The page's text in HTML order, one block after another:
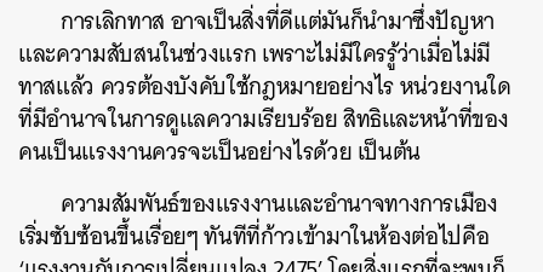
การเลิกทาส อาจเป็นสิ่งที่ดีแต่มันก็นำมาซึ่งปัญหา
และความสับสนในช่วงแรก เพราะไม่มีใครรู้ว่าเมื่อไม่มี
ทาสแล้ว ควรต้องบังคับใช้กฎหมายอย่างไร หน่วยงานใด
ที่มีอำนาจในการดูแลความเรียบร้อย สิทธิและหน้าที่ของ
คนเป็นแรงงานควรจะเป็นอย่างไรด้วย เป็นต้น
ความสัมพันธ์ของแรงงานและอำนาจทางการเมือง
เริ่มซับซ้อนขึ้นเรื่อยๆ ทันทีที่ก้าวเข้ามาในห้องต่อไปคือ